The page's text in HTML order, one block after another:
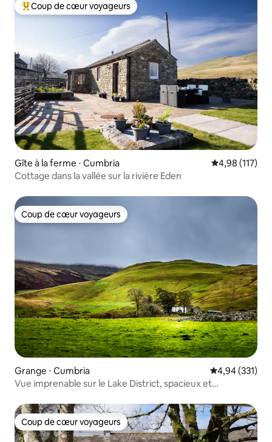
Coups de cœur voyageurs les plus appréciés
Coup de cœur voyageurs
Gîte à la ferme ⋅ Cumbria Évaluation
4,98 (117)
Cottage dans la vallée sur la rivière Eden
Coup de cœur voyageurs
Coup de cœur voyageurs
Grange ⋅ Cumbria Évaluation
4,94 (331)
Vue imprenable sur le Lake District, spacieux et
Coup de cœur voyageurs
Coup de cœur voyageurs